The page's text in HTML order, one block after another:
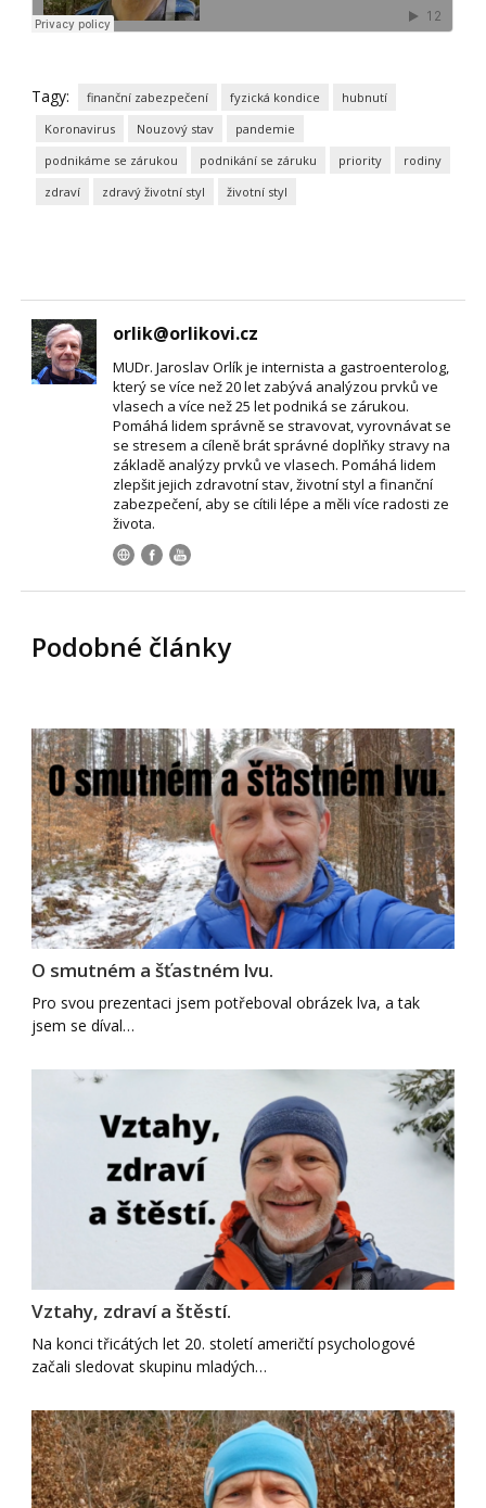
Tagy: finanční zabezpečení fyzická kondice
hubnutí
Koronavirus
Nouzový stav
pandemie
podnikáme se zárukou
podnikání se záruku priority
rodiny
zdraví
zdravý životní styl životní styl
orlik@orlikovi.cz
MUDr. Jaroslav Orlík je internista a gastroenterolog,
který se více než 20 let zabývá analýzou prvků ve
vlasech a více než 25 let podniká se zárukou.
Pomáhá lidem správně se stravovat, vyrovnávat se
se stresem a cíleně brát správné doplňky stravy na
základě analýzy prvků ve vlasech. Pomáhá lidem
zlepšit jejich zdravotní stav, životní styl a finanční
zabezpečení, aby se cítili lépe a měli více radosti ze
života.
Podobné články
O smutném a šťastném lvu.
Pro svou prezentaci jsem potřeboval obrázek lva, a tak
jsem se díval…
Vztahy, zdraví a štěstí.
Na konci třicátých let 20. století američtí psychologové
začali sledovat skupinu mladých…